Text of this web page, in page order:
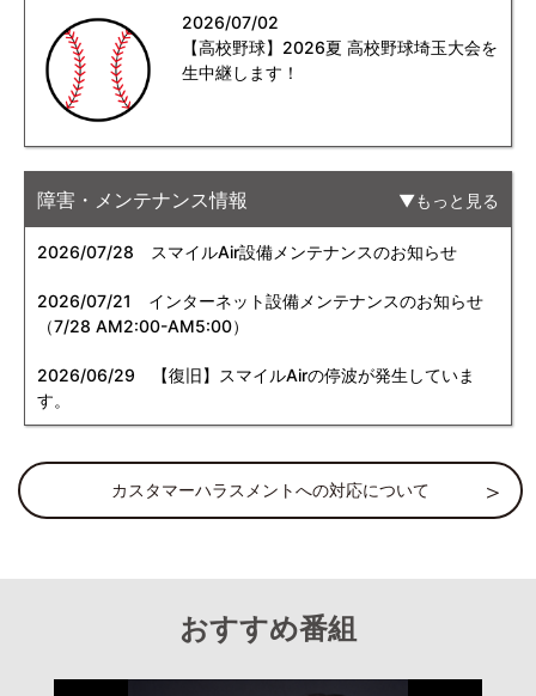
2026/07/02
【高校野球】2026夏 高校野球埼玉大会を
生中継します！
障害・メンテナンス情報 もっと見る
2026/07/28 スマイルAir設備メンテナンスのお知らせ
2026/07/21
インターネット設備メンテナンスのお知らせ
（7/28 AM2:00-AM5:00）
2026/06/29 【復旧】スマイルAirの停波が発生していま
す。
カスタマーハラスメントへの対応について
おすすめ番組